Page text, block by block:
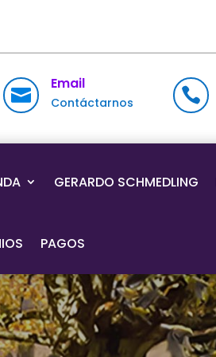

Email
Contáctarnos 
GERARDO SCHMEDLING
PAGOS